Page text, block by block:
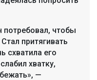
потребовал, чтобы
притягивать
схватила его
хватку,
—